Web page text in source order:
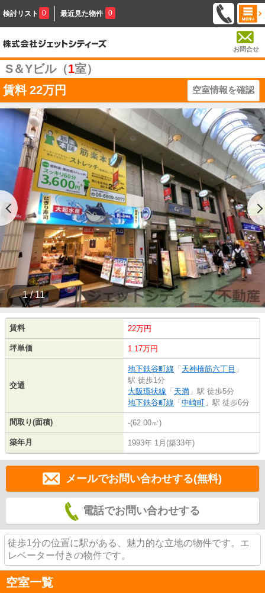
検討リスト 0 最近見た物件 0
お問合せ
S＆Yビル（1室）
賃料 22万円 空室情報を確認
1 / 11
賃料 22万円
坪単価 1.17万円
交通
地下鉄谷町線 「 天神橋筋六丁目 」
駅 徒歩1分
大阪環状線 「 天満 」駅 徒歩5分
地下鉄谷町線 「 中崎町 」駅 徒歩6分
間取り(面積) -(62.00㎡)
築年月 1993年 1月(築33年)
メールでお問い合わせする(無料)
電話でお問い合わせする
徒歩1分の位置に駅がある、魅力的な立地の物件です。エ
レベーター付きの物件です。
空室一覧